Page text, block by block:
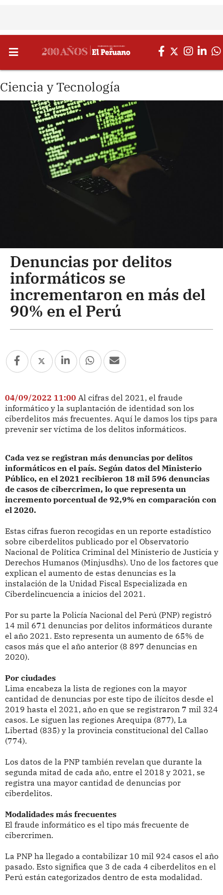
Ciencia y Tecnología
Denuncias por delitos
informáticos se
incrementaron en más del
90% en el Perú
04/09/2022 11:00 Al cifras del 2021, el fraude
informático y la suplantación de identidad son los
ciberdelitos más frecuentes. Aquí le damos los tips para
prevenir ser víctima de los delitos informáticos.
Cada vez se registran más denuncias por delitos
informáticos en el país. Según datos del Ministerio
Público, en el 2021 recibieron 18 mil 596 denuncias
de casos de cibercrimen, lo que representa un
incremento porcentual de 92,9% en comparación con
el 2020.
Estas cifras fueron recogidas en un reporte estadístico
sobre ciberdelitos publicado por el Observatorio
Nacional de Política Criminal del Ministerio de Justicia y
Derechos Humanos (Minjusdhs). Uno de los factores que
explican el aumento de estas denuncias es la
instalación de la Unidad Fiscal Especializada en
Ciberdelincuencia a inicios del 2021.
Por su parte la Policía Nacional del Perú (PNP) registró
14 mil 671 denuncias por delitos informáticos durante
el año 2021. Esto representa un aumento de 65% de
casos más que el año anterior (8 897 denuncias en
2020).
Por ciudades
Lima encabeza la lista de regiones con la mayor
cantidad de denuncias por este tipo de ilícitos desde el
2019 hasta el 2021, año en que se registraron 7 mil 324
casos. Le siguen las regiones Arequipa (877), La
Libertad (835) y la provincia constitucional del Callao
(774).
Los datos de la PNP también revelan que durante la
segunda mitad de cada año, entre el 2018 y 2021, se
registra una mayor cantidad de denuncias por
ciberdelitos.
Modalidades más frecuentes
El fraude informático es el tipo más frecuente de
cibercrimen.
La PNP ha llegado a contabilizar 10 mil 924 casos el año
pasado. Esto significa que 3 de cada 4 ciberdelitos en el
Perú están categorizados dentro de esta modalidad.